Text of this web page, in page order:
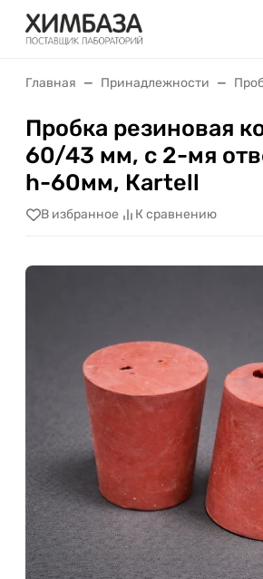
Главная Принадлежности
Пробка резиновая
60/43 мм, с 2-мя
h-60мм, Кartell
В избранное К сравнению